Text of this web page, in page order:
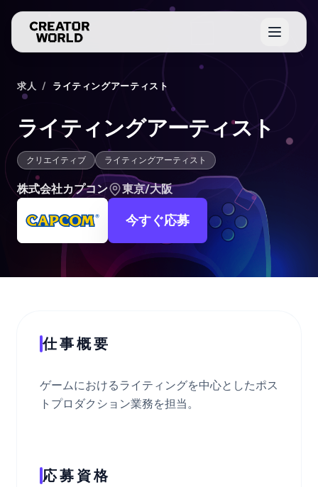
求人 / ライティングアーティスト
ライティングアーティスト
クリエイティブ ライティングアーティスト
株式会社カプコン 東京/大阪
今すぐ応募
仕事概要
ゲームにおけるライティングを中心としたポス
トプロダクション業務を担当。
応募資格